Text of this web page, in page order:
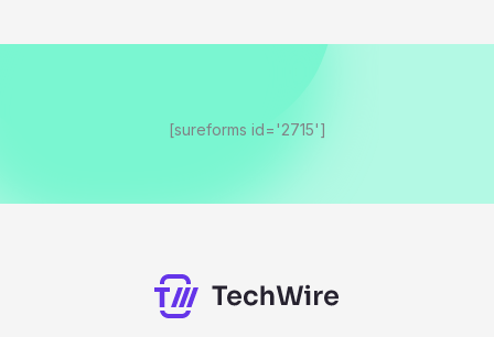
[sureforms id='2715']